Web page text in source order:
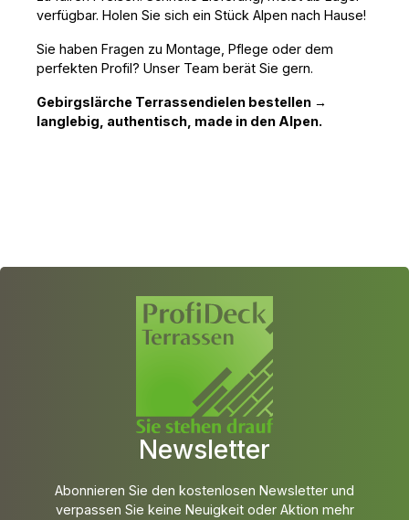
verfügbar. Holen Sie sich ein Stück Alpen nach Hause!
Sie haben Fragen zu Montage, Pflege oder dem
perfekten Profil? Unser Team berät Sie gern.
Gebirgslärche Terrassendielen bestellen →
langlebig, authentisch, made in den Alpen.
Newsletter
Abonnieren Sie den kostenlosen Newsletter und
verpassen Sie keine Neuigkeit oder Aktion mehr